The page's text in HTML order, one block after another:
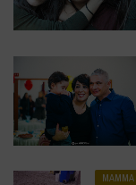
MAMMA